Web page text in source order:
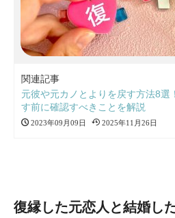
関連記事
元彼や元カノとよりを戻す方法8選
す前に確認すべきことを解説
2023年09月09日 2025年11月26日
復縁した元恋人と結婚し